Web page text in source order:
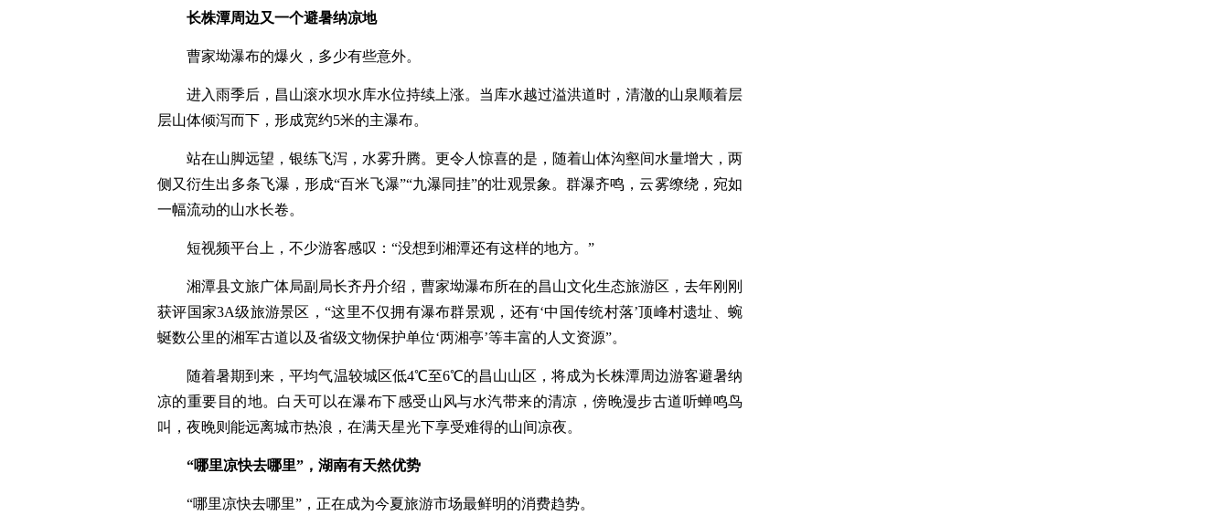
长株潭周边又一个避暑纳凉地
曹家坳瀑布的爆火，多少有些意外。
进入雨季后，昌山滚水坝水库水位持续上涨。当库水越过溢洪道时，清澈的山泉顺着层
层山体倾泻而下，形成宽约5米的主瀑布。
站在山脚远望，银练飞泻，水雾升腾。更令人惊喜的是，随着山体沟壑间水量增大，两
侧又衍生出多条飞瀑，形成“百米飞瀑”“九瀑同挂”的壮观景象。群瀑齐鸣，云雾缭绕，宛如
一幅流动的山水长卷。
短视频平台上，不少游客感叹：“没想到湘潭还有这样的地方。”
湘潭县文旅广体局副局长齐丹介绍，曹家坳瀑布所在的昌山文化生态旅游区，去年刚刚
获评国家3A级旅游景区，“这里不仅拥有瀑布群景观，还有‘中国传统村落’顶峰村遗址、蜿
蜒数公里的湘军古道以及省级文物保护单位‘两湘亭’等丰富的人文资源”。
随着暑期到来，平均气温较城区低4℃至6℃的昌山山区，将成为长株潭周边游客避暑纳
凉的重要目的地。白天可以在瀑布下感受山风与水汽带来的清凉，傍晚漫步古道听蝉鸣鸟
叫，夜晚则能远离城市热浪，在满天星光下享受难得的山间凉夜。
“哪里凉快去哪里”，湖南有天然优势
“哪里凉快去哪里”，正在成为今夏旅游市场最鲜明的消费趋势。